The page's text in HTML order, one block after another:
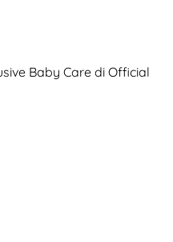
Baby Care di Official